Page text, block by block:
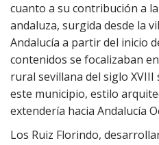
cuanto a su contribución a
andaluza, surgida desde la
Andalucía a partir del inicio
contenidos se focalizaban
rural sevillana del siglo
este municipio, estilo
extendería hacia Andalucía
Los Ruiz Florindo,